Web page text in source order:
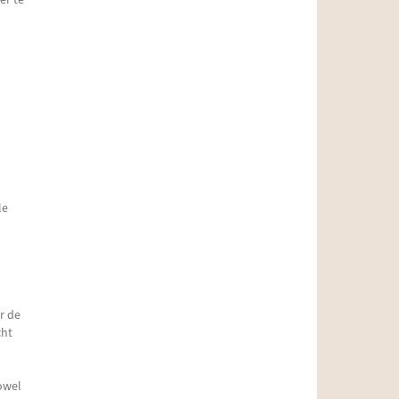
de